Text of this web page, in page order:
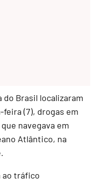
do Brasil localizaram
(7), drogas em
navegava em
Atlântico, na
ao tráfico